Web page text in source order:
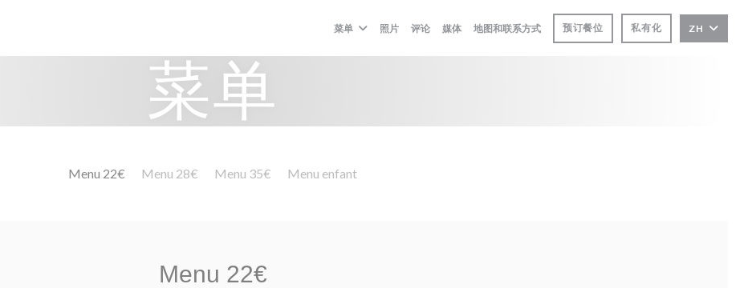
菜单 照片 评论 媒体 地图和联系方式 预订餐位 私有化 ZH
菜单
Menu 22€ Menu 28€ Menu 35€ Menu enfant
Menu 22€